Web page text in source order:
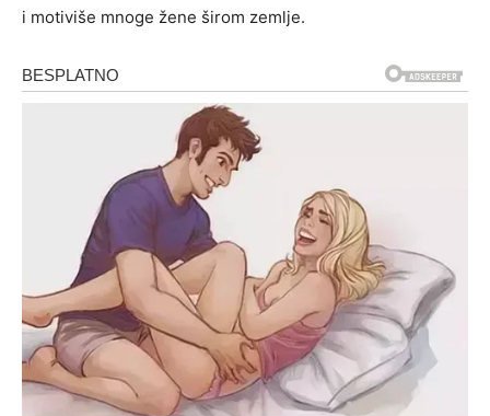
i motiviše mnoge žene širom zemlje.